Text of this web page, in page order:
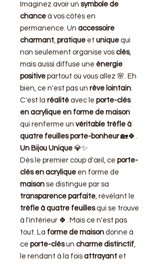
Imaginez avoir un symbole de
chance à vos côtés en
permanence. Un accessoire
charmant, pratique et unique qui
non seulement organise vos clés,
mais aussi diffuse une énergie
positive partout où vous allez 🌸. Eh
bien, ce n'est pas un rêve lointain.
C'est la réalité avec le porte-clés
en acrylique en forme de maison
qui renferme un véritable trèfle à
quatre feuilles porte-bonheur🏡🍀.
Un Bijou Unique 💎✨
Dès le premier coup d'œil, ce porte-
clés en acrylique en forme de
maison se distingue par sa
transparence parfaite, révélant le
trèfle à quatre feuillesqui se trouve
à l'intérieur 🍀. Mais ce n'est pas
tout. La forme de maison donne à
ce porte-clésun charme distinctif,
le rendant à la fois attrayant et